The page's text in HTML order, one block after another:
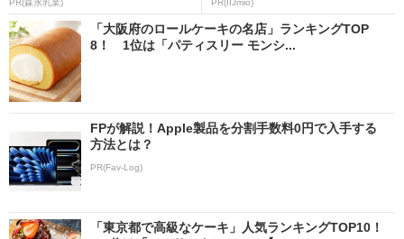
PR(森永乳業) PR(IIJmio)
「大阪府のロールケーキの名店」ランキングTOP
8！ 1位は「パティスリー モンシ...
FPが解説！Apple製品を分割手数料0円で入手する
方法とは？
PR(Fav-Log)
「東京都で高級なケーキ」人気ランキングTOP10！